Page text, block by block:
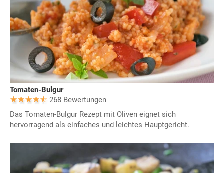
Tomaten-Bulgur
268 Bewertungen
Das Tomaten-Bulgur Rezept mit Oliven eignet sich
hervorragend als einfaches und leichtes Hauptgericht.